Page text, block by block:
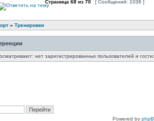
Страница 68 из 70 [ Сообщений: 1036 ]
» Тренировки
нет зарегистрированных пользователей и
Powered by